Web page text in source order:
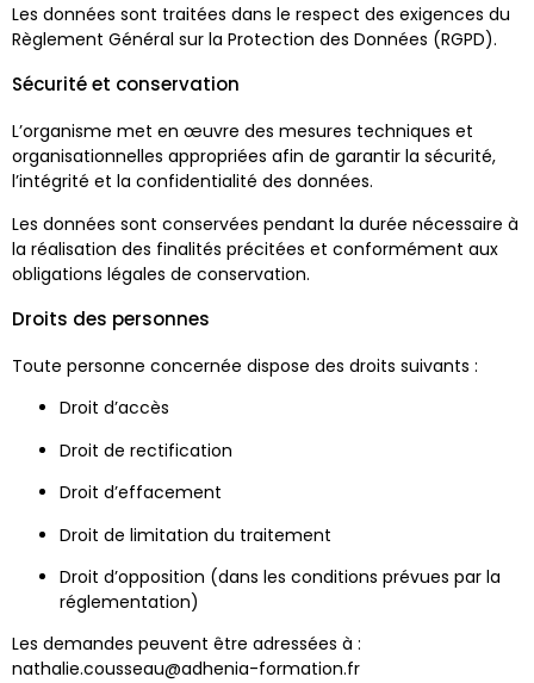
Les données sont traitées dans le respect des exigences du
Règlement Général sur la Protection des Données (RGPD).
Sécurité et conservation
L’organisme met en œuvre des mesures techniques et
organisationnelles appropriées afin de garantir la sécurité,
l’intégrité et la confidentialité des données.
Les données sont conservées pendant la durée nécessaire à
la réalisation des finalités précitées et conformément aux
obligations légales de conservation.
Droits des personnes
Toute personne concernée dispose des droits suivants :
Droit d’accès
Droit de rectification
Droit d’effacement
Droit de limitation du traitement
Droit d’opposition (dans les conditions prévues par la
réglementation)
Les demandes peuvent être adressées à :
nathalie.cousseau@adhenia-formation.fr